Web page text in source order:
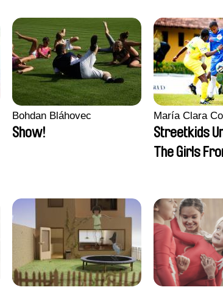
Bohdan Bláhovec
Show!
María Clara
Streetkids
The Girls